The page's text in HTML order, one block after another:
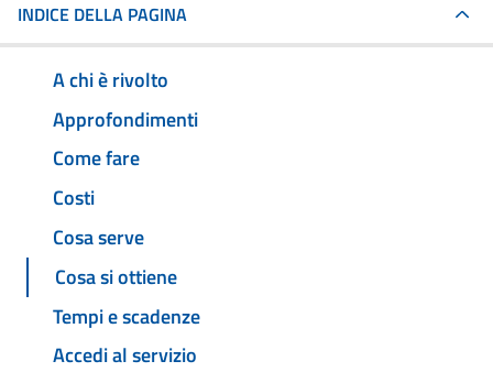
INDICE DELLA PAGINA
A chi è rivolto
Approfondimenti
Come fare
Costi
Cosa serve
Cosa si ottiene
Tempi e scadenze
Accedi al servizio